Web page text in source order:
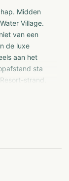
Midden
Village.
van een
de luxe
aan het
sta
strand.
die garant
zeilen